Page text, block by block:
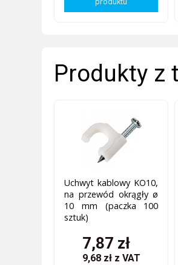
Produkty z
Uchwyt kablowy KO10,
na przewód okrągły ø
10 mm (paczka 100
sztuk)
7,87 zł
9,68 zł z VAT